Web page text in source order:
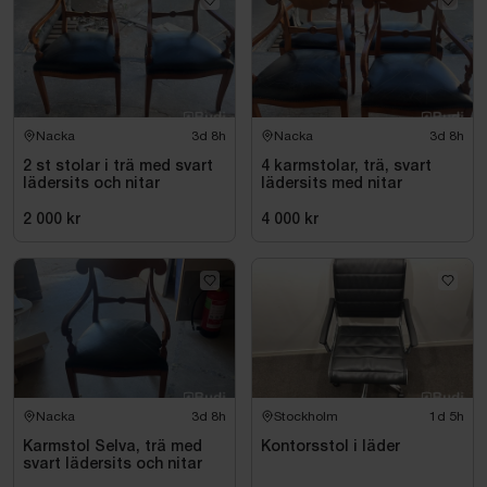
burnished to combat wear & tear. Designed in
Denmark by a Climate Positive Company, protect your
'stuff' and the planet with this eco-friendly home
office accessory.
https://www.dbramante1928.com/en/products/
--desk-mat---large---tan
Nacka 3d 8h
2 st stolar i trä med svart
lädersits och nitar
2 000 kr
Nacka 3d 8h
4 karmstolar, trä, svart
lädersits med nitar
4 000 kr
Nacka 3d 8h
Karmstol Selva, trä med
svart lädersits och nitar
Stockholm 1d 5h
Kontorsstol i läder